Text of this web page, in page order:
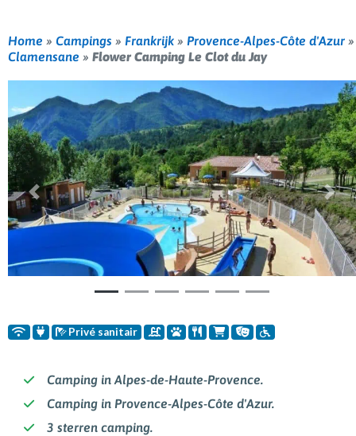
Home » Campings » Frankrijk » Provence-Alpes-Côte d'Azur »
Clamensane » Flower Camping Le Clot du Jay
Vorige
Privé sanitair
Camping in Alpes-de-Haute-Provence.
Camping in Provence-Alpes-Côte d'Azur.
3 sterren camping.